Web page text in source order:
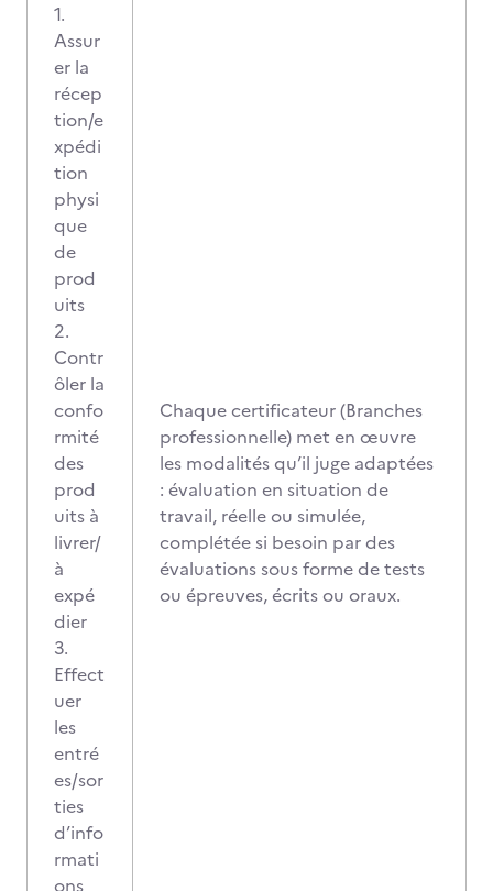
1.
Assur
er la
récep
tion/e
xpédi
tion
physi
que
de
prod
uits
2.
Contr
ôler la
confo
rmité
des
prod
uits à
livrer/
à
expé
dier
3.
Effect
uer
les
entré
es/sor
ties
d’info
rmati
ons
Chaque certificateur (Branches
professionnelle) met en œuvre
les modalités qu’il juge adaptées
: évaluation en situation de
travail, réelle ou simulée,
complétée si besoin par des
évaluations sous forme de tests
ou épreuves, écrits ou oraux.